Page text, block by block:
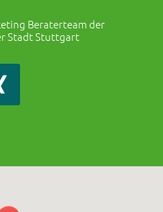
Beraterteam der
Stadt Stuttgart